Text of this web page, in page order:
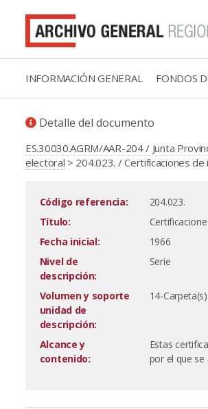
INFORMACIÓN GENERAL FONDOS
Detalle del documento
ES.30030.AGRM/AAR-204 / Junta
electoral > 204.023. / Certificaciones
Código referencia:
204.023.
Título:
Fecha inicial:
1966
Nivel de
descripción:
Serie
Volumen y soporte
unidad de
descripción:
14-Carpeta(s)
Alcance y
contenido:
Estas
por el que se